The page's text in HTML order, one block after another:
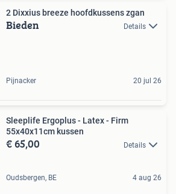
2 Dixxius breeze hoofdkussens zgan
Bieden Details
Pijnacker 20 jul 26
Sleeplife Ergoplus - Latex - Firm
55x40x11cm kussen
€ 65,00 Details
Oudsbergen, BE 4 aug 26